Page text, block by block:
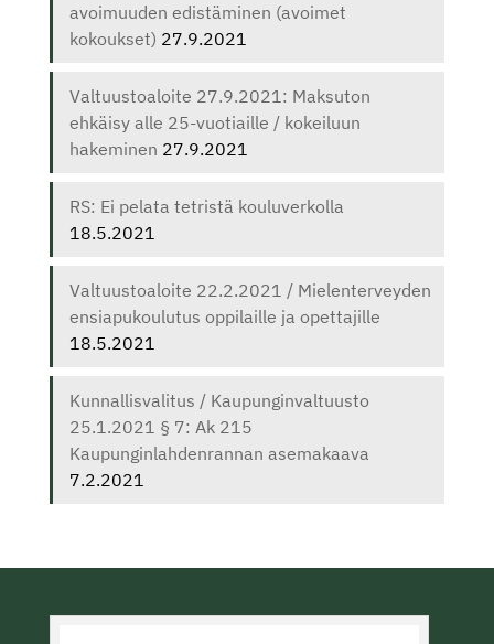
avoimuuden edistäminen (avoimet
kokoukset) 27.9.2021
Valtuustoaloite 27.9.2021: Maksuton
ehkäisy alle 25-vuotiaille / kokeiluun
hakeminen 27.9.2021
RS: Ei pelata tetristä kouluverkolla
18.5.2021
Valtuustoaloite 22.2.2021 / Mielenterveyden
ensiapukoulutus oppilaille ja opettajille
18.5.2021
Kunnallisvalitus / Kaupunginvaltuusto
25.1.2021 § 7: Ak 215
Kaupunginlahdenrannan asemakaava
7.2.2021